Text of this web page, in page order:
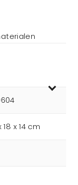
18 x 14 cm